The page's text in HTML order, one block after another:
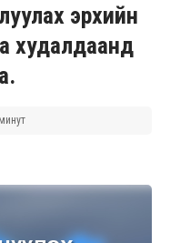
эрхийн
худалдаанд